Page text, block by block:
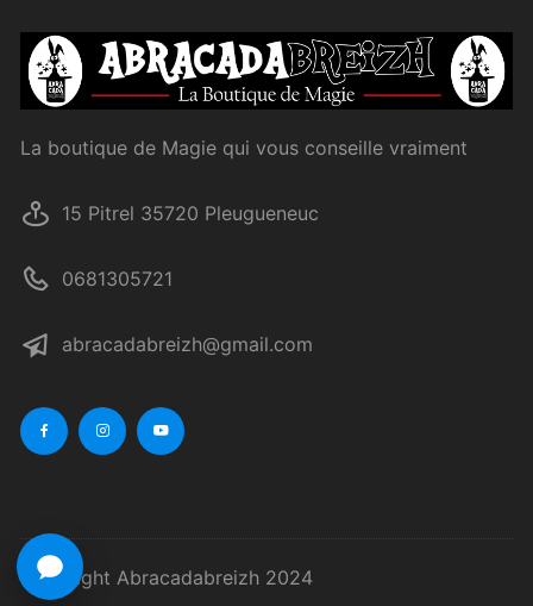
La boutique de Magie qui vous conseille vraiment
15 Pitrel 35720 Pleugueneuc
0681305721
abracadabreizh@gmail.com
Copyright Abracadabreizh 2024